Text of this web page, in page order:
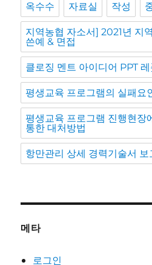
옥수수 자료실 작성
지역농협 자소서] 2021년 지
쓴예 & 면접
클로징 멘트 아이디어 PPT 레
평생교육 프로그램의 실패요
평생교육 프로그램 진행현장
통한 대처방법
항만관리 상세 경력기술서 보
메타
로그인